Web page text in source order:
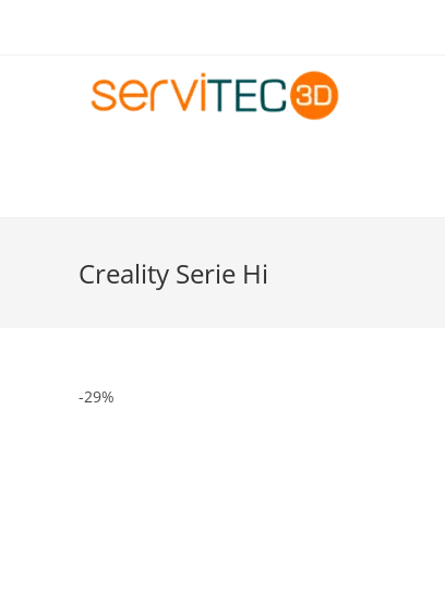
Creality Serie Hi
-29%